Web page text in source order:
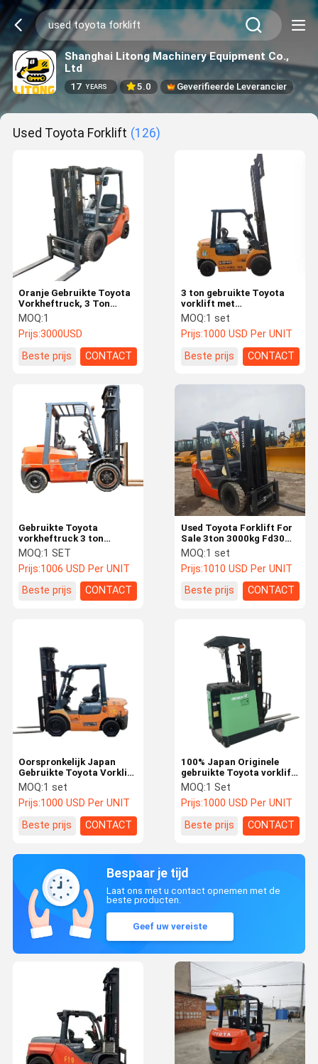
Shanghai Litong Machinery Equipment Co.,
Ltd
17 YEARS 5.0 Geverifieerde Leverancier
Used Toyota Forklift (126)
Oranje Gebruikte Toyota
Vorkheftruck, 3 Ton
Laadvermogen met
Industrieel Stalen Frame
– Geschikt voor
Logistieke Centra,
Bouwplaatsen en Bulk
Opslagtoepassingen
MOQ:1
Prijs:3000USD
Beste prijs
CONTACT
3 ton gebruikte Toyota
vorklift met
comfortabele stoel en
intuïtief bedieningspaneel
MOQ:1 set
Prijs:1000 USD Per UNIT
Beste prijs
CONTACT
Gebruikte Toyota
vorkheftruck 3 ton
Hefhoogte 4m
Dieselmotor Gebruikte
Japan Originele
Tweedehands Machine
MOQ:1 SET
Prijs:1006 USD Per UNIT
Beste prijs
CONTACT
Used Toyota Forklift For
Sale 3ton 3000kg Fd30
Japanese Toyota Engine
Powerful 3 Toyota Used 4
Wheel Forklift Used Diesel
MOQ:1 set
Prijs:1010 USD Per UNIT
Beste prijs
CONTACT
Oorspronkelijk Japan
Gebruikte Toyota Vorklift
3 Ton Met Hoger
Thermisch Efficiëntie In
Voorraad
MOQ:1 set
Prijs:1000 USD Per UNIT
Beste prijs
CONTACT
100% Japan Originele
gebruikte Toyota vorklift
1,5 ton Electtro 1 2,5 3
ton Diesel vorklift
Elevadora Vorklift Truck
MOQ:1 Set
Prijs:1000 USD Per UNIT
Beste prijs
CONTACT
Bespaar je tijd
Laat ons met u contact opnemen met de
beste producten.
Geef uw vereiste